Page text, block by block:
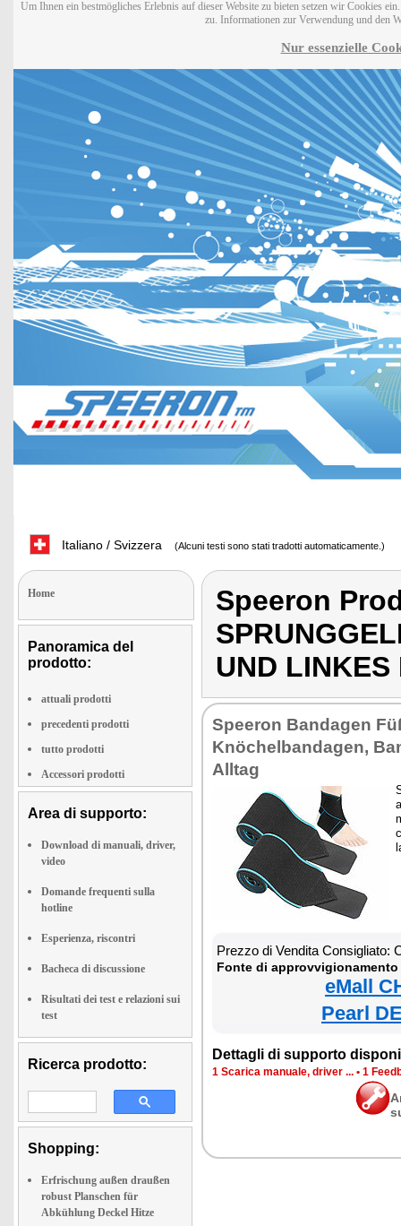
Um Ihnen ein bestmögliches Erlebnis auf dieser Website zu bieten setzen wir Cookies
zu. Informationen zur Verwendung und den
Nur essenzielle
Italiano / Svizzera (Alcuni testi sono stati tradotti automaticamente.)
Home
Panoramica del
prodotto:
attuali prodotti
precedenti prodotti
tutto prodotti
Accessori prodotti
Area di supporto:
Download di manuali, driver,
video
Domande frequenti sulla
hotline
Esperienza, riscontri
Bacheca di discussione
Risultati dei test e relazioni sui
test
Ricerca prodotto:
Shopping:
Erfrischung außen draußen
robust Planschen für
Abkühlung Deckel Hitze
Speeron
UND
Speeron Bandagen
Knöchelbandagen,
Alltag
Prezzo di Vendita Consigliato:
Fonte di
eMall
Pearl
Dettagli di supporto
1 Scarica manuale, driver ... • 1